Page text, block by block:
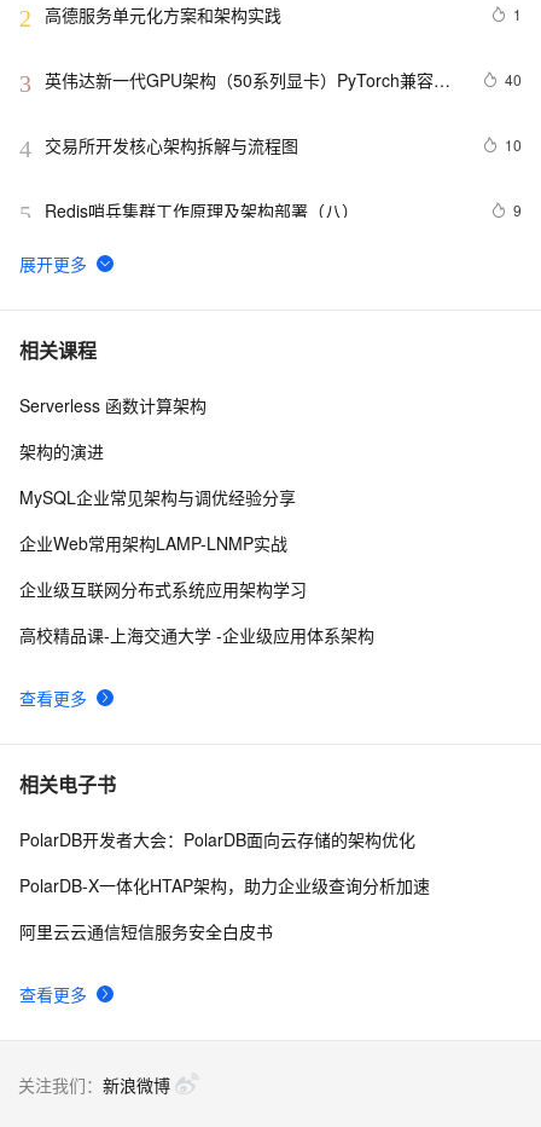
2 高德服务单元化方案和架构实践 1
3 英伟达新一代GPU架构（50系列显卡）PyTorch兼容性
40
4 交易所开发核心架构拆解与流程图 10
5 Redis哨兵集群工作原理及架构部署（八） 9
6 【AI系统】LLVM 架构设计和原理
7 深入Linux内核架构：操作系统的核心奥秘
8 Flutter Provider状态管理---MVVM架构实战
10基于 Serverless 架构的头像漫画风处理小程序
相关课程
查看更多
Serverless 函数计算架构
架构的演进
MySQL企业常见架构与调优经验分享
企业Web常用架构LAMP-LNMP实战
企业级互联网分布式系统应用架构学习
高校精品课-上海交通大学 -企业级应用体系架构
相关电子书
查看更多
PolarDB开发者大会：PolarDB面向云存储的架构优化
PolarDB-X一体化HTAP架构，助力企业级查询分析加速
阿里云云通信短信服务安全白皮书
关注我们： 新浪微博